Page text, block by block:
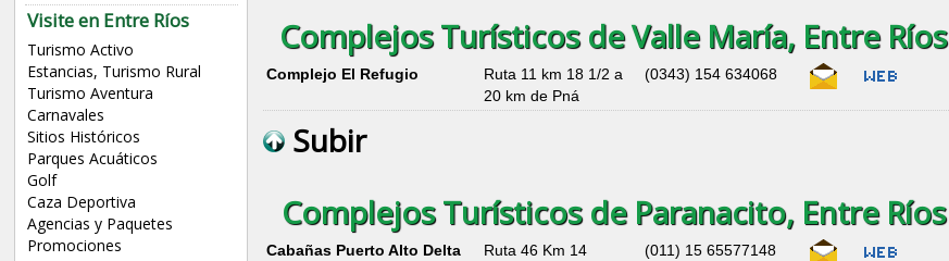
Visite en Entre Ríos
Turismo Activo
Estancias, Turismo Rural
Turismo Aventura
Carnavales
Sitios Históricos
Parques Acuáticos
Golf
Caza Deportiva
Agencias y Paquetes
Promociones
Complejos Turísticos de Valle María, Entre Ríos
Complejo El Refugio
Ruta 11 km 18 1/2 a
20 km de Pná
(0343) 154 634068
Subir
Complejos Turísticos de Paranacito, Entre Ríos
Cabañas Puerto Alto Delta Ruta 46 Km 14 (011) 15 65577148